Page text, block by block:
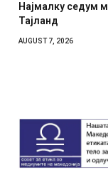
Најмалку седум
Тајланд
AUGUST 7, 2026